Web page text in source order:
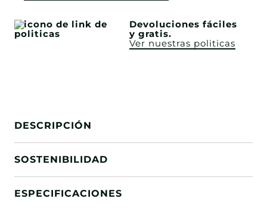
Devoluciones fáciles
y gratis.
Ver nuestras politicas
DESCRIPCIÓN
SOSTENIBILIDAD
ESPECIFICACIONES